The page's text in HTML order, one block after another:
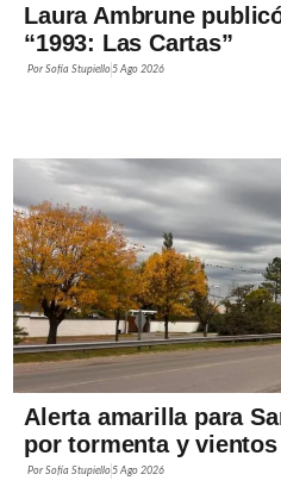
Laura Ambrune
“1993: Las Cartas”
PorSofía Stupiello5 Ago 2026
Alerta amarilla para
por tormenta y
PorSofía Stupiello5 Ago 2026